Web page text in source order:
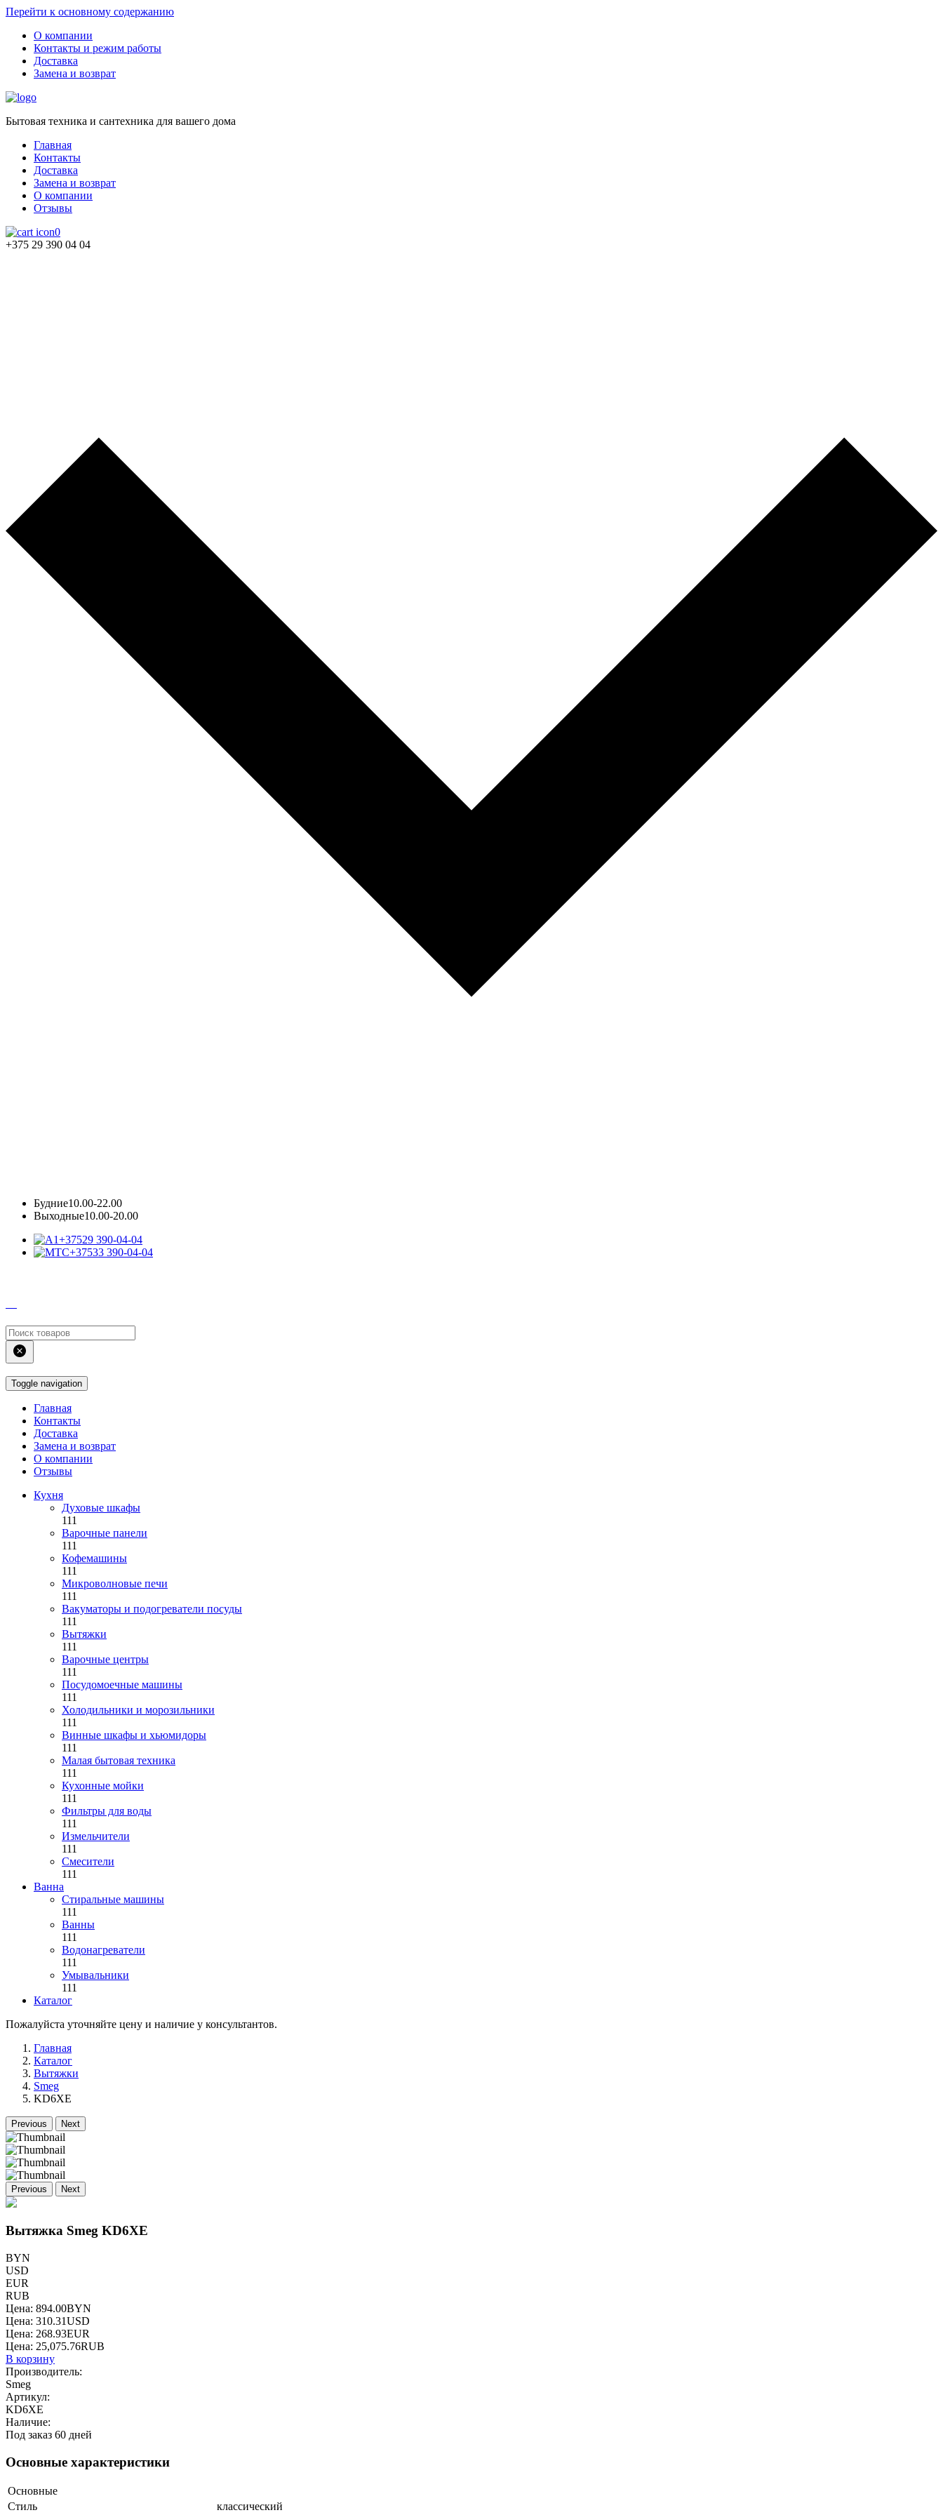
Перейти к основному содержанию
О компании
Контакты и режим работы
Доставка
Замена и возврат
Бытовая техника и сантехника для вашего дома
Главная
Контакты
Доставка
Замена и возврат
О компании
Отзывы
0
+375 29 390 04 04
Будние10.00-22.00
Выходные10.00-20.00
+37529 390-04-04
+37533 390-04-04
Toggle navigation
Главная
Контакты
Доставка
Замена и возврат
О компании
Отзывы
Кухня
Духовые шкафы
111
Варочные панели
111
Кофемашины
111
Микроволновые печи
111
Вакуматоры и подогреватели посуды
111
Вытяжки
111
Варочные центры
111
Посудомоечные машины
111
Холодильники и морозильники
111
Винные шкафы и хьюмидоры
111
Малая бытовая техника
111
Кухонные мойки
111
Фильтры для воды
111
Измельчители
111
Смесители
111
Ванна
Стиральные машины
111
Ванны
111
Водонагреватели
111
Умывальники
111
Каталог
Пожалуйста уточняйте цену и наличие у консультантов.
Главная
Каталог
Вытяжки
Smeg
KD6XE
Previous Next
Previous Next
Вытяжка Smeg KD6XE
BYN
USD
EUR
RUB
Цена: 894.00BYN
Цена: 310.31USD
Цена: 268.93EUR
Цена: 25,075.76RUB
В корзину
Производитель:
Smeg
Артикул:
KD6XE
Наличие:
Под заказ 60 дней
Основные характеристики
Основные
Стиль
классический